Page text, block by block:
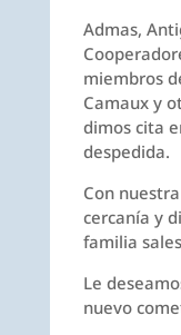
Admas,
miembros
Camaux y
dimos cita
despedida.
Con
cercanía y
familia
Le
nuevo